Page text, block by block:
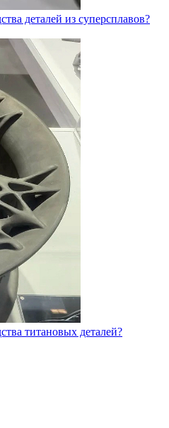
деталей из суперсплавов?
титановых деталей?